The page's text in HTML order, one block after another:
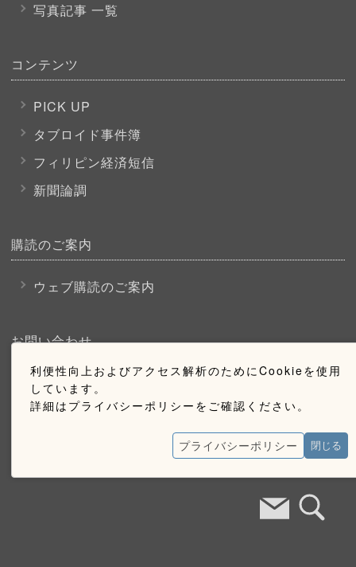
利便性向上およびアクセス解析のためにCookieを使用
しています。
詳細はプライバシーポリシーをご確認ください。
プライバシーポリシー 閉じる
写真記事 一覧
コンテンツ
PICK UP
タブロイド事件簿
フィリピン経済短信
新聞論調
購読のご案内
ウェブ購読のご案内
お問い合わせ
採用情報
お問い合わせ